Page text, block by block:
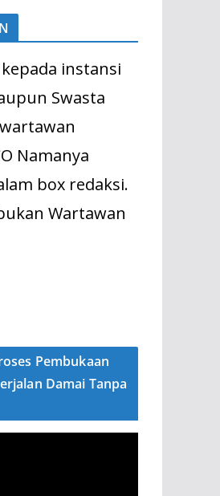
instansi
Swasta
Namanya
box redaksi.
Wartawan
Pembukaan
Damai Tanpa